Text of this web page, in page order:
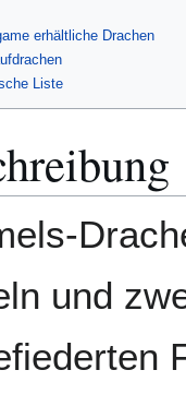
erhältliche Drachen
Liste
und